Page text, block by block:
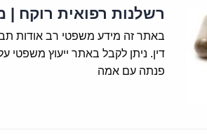
רשלנות רפואית רוקח |
באתר זה מידע משפטי רב אודות
דין. ניתן לקבל באתר ייעוץ משפטי
פנתה עם אמה